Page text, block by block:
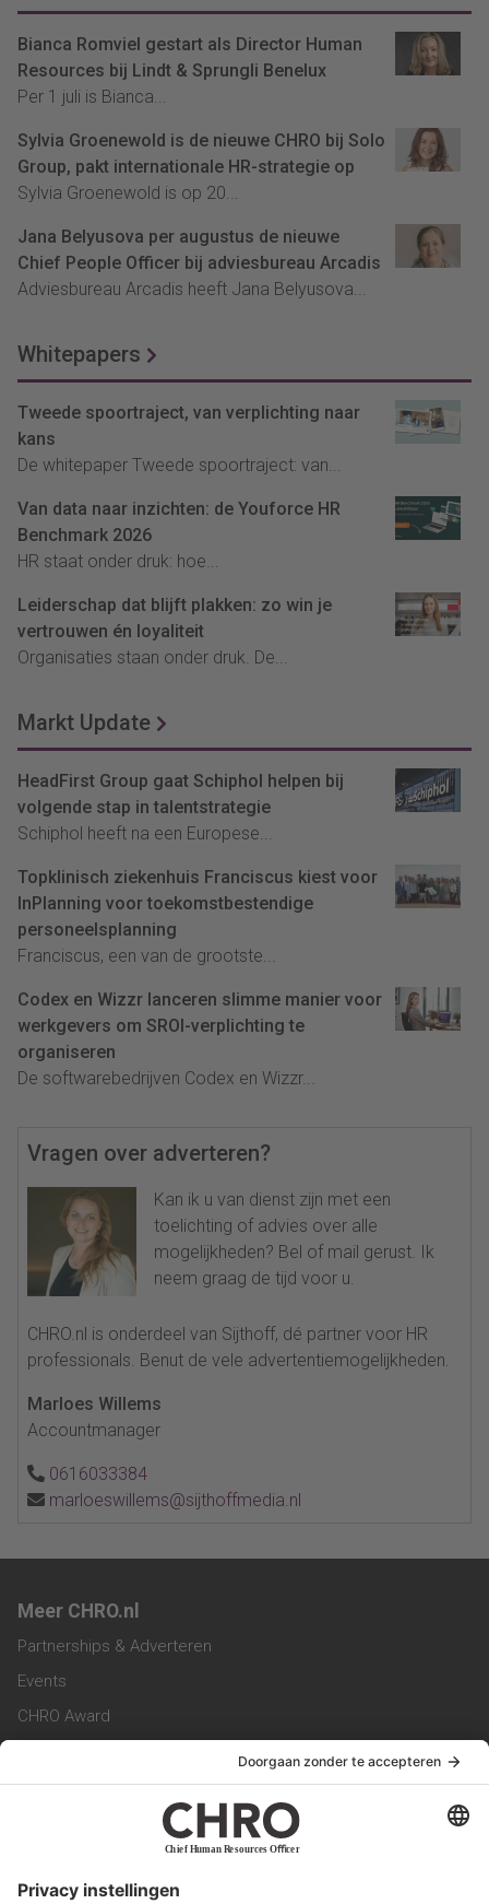
Bianca Romviel gestart als Director Human
Resources bij Lindt & Sprungli Benelux
Per 1 juli is Bianca...
Sylvia Groenewold is de nieuwe CHRO bij Solo
Group, pakt internationale HR-strategie op
Sylvia Groenewold is op 20...
Jana Belyusova per augustus de nieuwe
Chief People Officer bij adviesbureau Arcadis
Adviesbureau Arcadis heeft Jana Belyusova...
Whitepapers
Tweede spoortraject, van verplichting naar
kans
De whitepaper Tweede spoortraject: van...
Van data naar inzichten: de Youforce HR
Benchmark 2026
HR staat onder druk: hoe...
Leiderschap dat blijft plakken: zo win je
vertrouwen én loyaliteit
Organisaties staan onder druk. De...
Markt Update
HeadFirst Group gaat Schiphol helpen bij
volgende stap in talentstrategie
Schiphol heeft na een Europese...
Topklinisch ziekenhuis Franciscus kiest voor
InPlanning voor toekomstbestendige
personeelsplanning
Franciscus, een van de grootste...
Codex en Wizzr lanceren slimme manier voor
werkgevers om SROI-verplichting te
organiseren
De softwarebedrijven Codex en Wizzr...
Vragen over adverteren?
Kan ik u van dienst zijn met een
toelichting of advies over alle
mogelijkheden? Bel of mail gerust. Ik
neem graag de tijd voor u.
CHRO.nl is onderdeel van Sijthoff, dé partner voor HR
professionals. Benut de vele advertentiemogelijkheden.
Marloes Willems
Accountmanager
0616033384
marloeswillems@sijthoffmedia.nl
Meer CHRO.nl
Partnerships & Adverteren
Events
CHRO Award
CHRO Magazine
Service & Contact
Werken bij ons